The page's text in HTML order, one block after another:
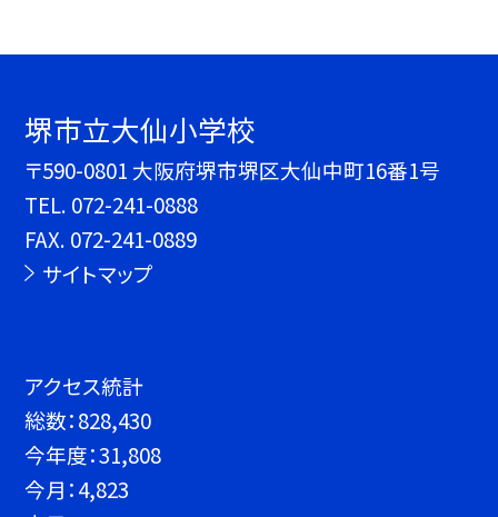
堺市立大仙小学校
〒590-0801 大阪府堺市堺区大仙中町16番1号
TEL. 072-241-0888
FAX. 072-241-0889
サイトマップ
アクセス統計
総数：828,430
今年度：31,808
今月：4,823